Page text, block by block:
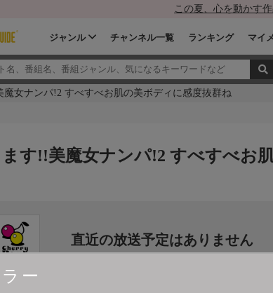
この夏、心を動かす
ジャンル チャンネル一覧 ランキング マイ
女ナンパ!2 すべすべお肌の美ボディに感度抜群ね
ー
す!!美魔女ナンパ!2 すべすべお
直近の放送予定はありません